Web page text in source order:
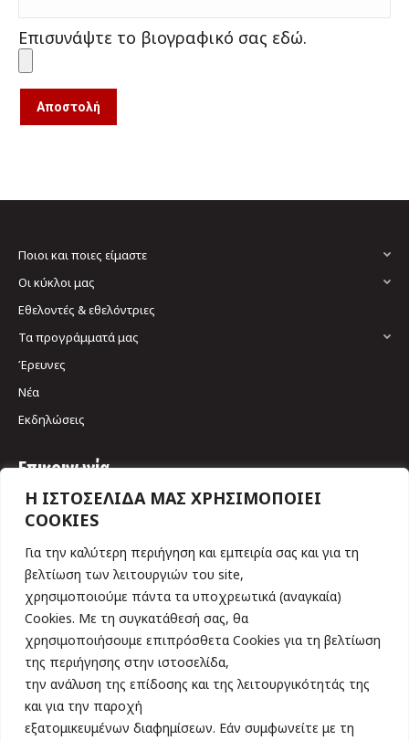
Η ΙΣΤΟΣΕΛΙΔΑ ΜΑΣ ΧΡΗΣΙΜΟΠΟΙΕΙ
COOKIES
Για την καλύτερη περιήγηση και εμπειρία σας και για τη
βελτίωση των λειτουργιών του site,
χρησιμοποιούμε πάντα τα υποχρεωτικά (αναγκαία)
Cookies. Με τη συγκατάθεσή σας, θα
χρησιμοποιήσουμε επιπρόσθετα Cookies για τη βελτίωση
της περιήγησης στην ιστοσελίδα,
την ανάλυση της επίδοσης και της λειτουργικότητάς της
και για την παροχή
εξατομικευμένων διαφημίσεων. Εάν συμφωνείτε με τη
Επισυνάψτε το βιογραφικό σας εδώ.
Ποιοι και ποιες είμαστε
Οι κύκλοι μας
Εθελοντές & εθελόντριες
Τα προγράμματά μας
Έρευνες
Νέα
Εκδηλώσεις
Επικοινωνία
Σκουφά 64 & Γριβαίων
106 80, Αθήνα
Tηλ. 210 3617461
Find us on:
Facebook
page
opens
in
new
window
YouTube
page
opens
in
new
window
Linkedin
page
opens
in
new
window
Instagram
opens
in
new
window
Εγγραφείτε τώρα στο Newsletter